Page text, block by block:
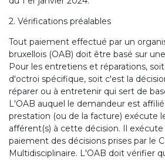
2. Vérifications préalables
Tout paiement effectué par un
bruxellois (OAB) doit être basé sur
Pour les entretiens et réparations,
d'octroi spécifique, soit c'est la
réparer ou à entretenir qui sert de
L'OAB auquel le demandeur est
prestation (ou de la facture) exécute
afférent(s) à cette décision. Il
paiement des décisions prises par le
Multidisciplinaire. L'OAB doit vérifier